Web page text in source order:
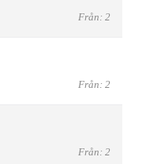
Från: 2
Från: 2
Från: 2